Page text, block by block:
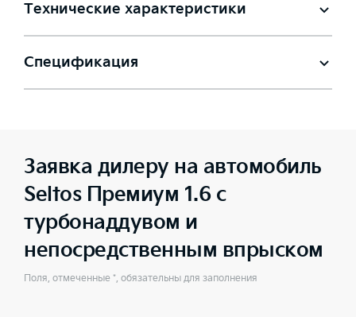
Технические характеристики
Спецификация
Заявка дилеру на автомобиль
Seltos Премиум 1.6 с
турбонаддувом и
непосредственным впрыском
Поля, отмеченные *, обязательны для заполнения